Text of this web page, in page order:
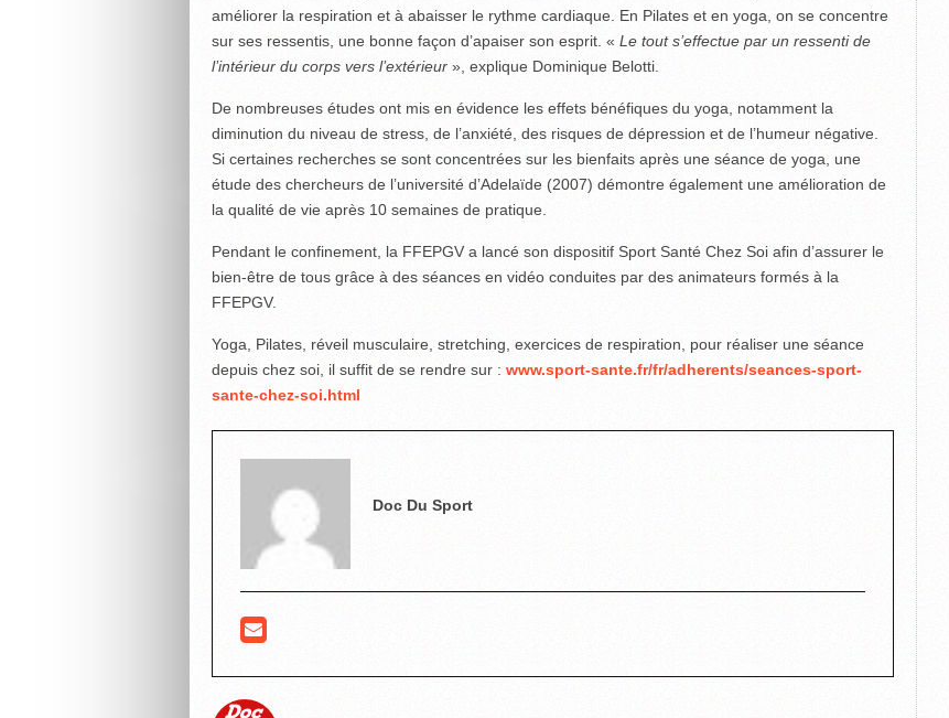
améliorer la respiration et à abaisser le rythme cardiaque. En Pilates et en yoga, on se concentre
sur ses ressentis, une bonne façon d’apaiser son esprit. « Le tout s’effectue par un ressenti de
l’intérieur du corps vers l’extérieur », explique Dominique Belotti.
De nombreuses études ont mis en évidence les effets bénéfiques du yoga, notamment la
diminution du niveau de stress, de l’anxiété, des risques de dépression et de l’humeur négative.
Si certaines recherches se sont concentrées sur les bienfaits après une séance de yoga, une
étude des chercheurs de l’université d’Adelaïde (2007) démontre également une amélioration de
la qualité de vie après 10 semaines de pratique.
Pendant le confinement, la FFEPGV a lancé son dispositif Sport Santé Chez Soi afin d’assurer le
bien-être de tous grâce à des séances en vidéo conduites par des animateurs formés à la
FFEPGV.
Yoga, Pilates, réveil musculaire, stretching, exercices de respiration, pour réaliser une séance
depuis chez soi, il suffit de se rendre sur : www.sport-sante.fr/fr/adherents/seances-sport-
sante-chez-soi.html
Doc Du Sport